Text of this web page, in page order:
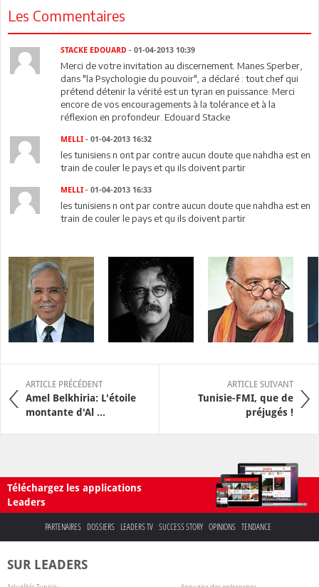
Les Commentaires
STACKE EDOUARD - 01-04-2013 10:39
Merci de votre invitation au discernement. Manes Sperber,
dans "la Psychologie du pouvoir", a déclaré : tout chef qui
prétend détenir la vérité est un tyran en puissance. Merci
encore de vos encouragements à la tolérance et à la
réflexion en profondeur. Edouard Stacke
MELLI - 01-04-2013 16:32
les tunisiens n ont par contre aucun doute que nahdha est en
train de couler le pays et qu ils doivent partir
MELLI - 01-04-2013 16:33
les tunisiens n ont par contre aucun doute que nahdha est en
train de couler le pays et qu ils doivent partir
ARTICLE PRÉCÉDENT
Amel Belkhiria: L'étoile
montante d'Al ...
ARTICLE SUIVANT
Tunisie-FMI, que de
préjugés !
Téléchargez les applications
Leaders
PARTENAIRES DOSSIERS LEADERS TV SUCCESS STORY OPINIONS TENDANCE
SUR LEADERS